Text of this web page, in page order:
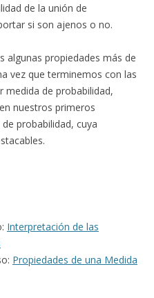
de la unión de
si son ajenos o no.
algunas propiedades más de
vez que terminemos con las
medida de probabilidad,
nuestros primeros
probabilidad, cuya
Interpretación de las
Propiedades de una Medida